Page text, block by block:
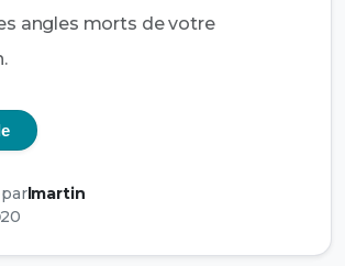
angles morts de votre
parlmartin
20